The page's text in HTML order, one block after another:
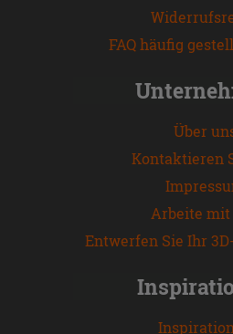
FAQ häufig
Über
Kontaktieren
Arbeite mit
Entwerfen Sie Ihr